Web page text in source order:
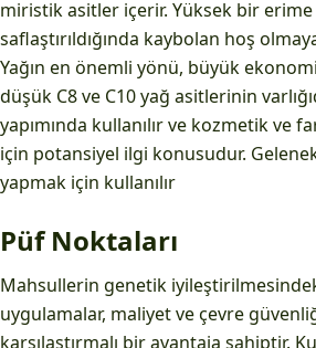
miristik asitler içerir. Yüksek bir erime
saflaştırıldığında kaybolan hoş
Yağın en önemli yönü, büyük
düşük C8 ve C10 yağ asitlerinin
yapımında kullanılır ve kozmetik ve
için potansiyel ilgi konusudur.
yapmak için kullanılır
Püf Noktaları
Mahsullerin genetik
uygulamalar, maliyet ve çevre
karşılaştırmalı bir avantaja sahiptir.